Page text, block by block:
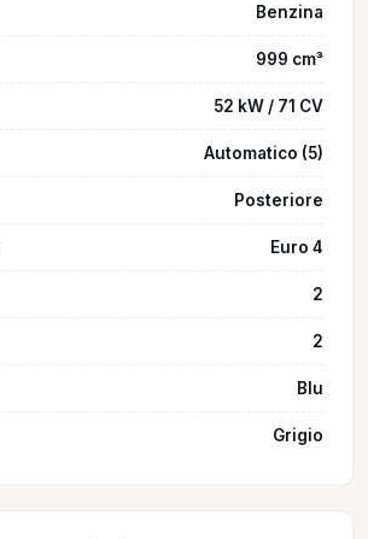
Benzina
999 cm³
52 kW / 71 CV
Automatico (5)
Posteriore
Euro 4
2
2
Blu
Grigio